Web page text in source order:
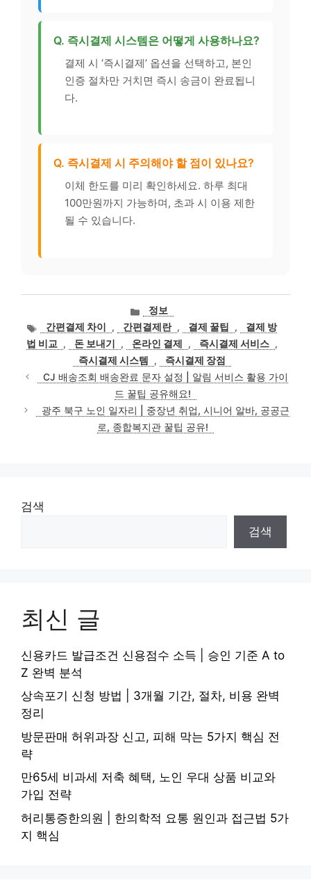
Q. 즉시결제 시스템은 어떻게 사용하나요?
결제 시 ‘즉시결제’ 옵션을 선택하고, 본인
인증 절차만 거치면 즉시 송금이 완료됩니
다.
Q. 즉시결제 시 주의해야 할 점이 있나요?
이체 한도를 미리 확인하세요. 하루 최대
100만원까지 가능하며, 초과 시 이용 제한
될 수 있습니다.
카
테
고
리
정보
태
그
간편결제 차이 , 간편결제란 , 결제 꿀팁 ,
결제 방
법 비교
, 돈 보내기 , 온라인 결제 , 즉시결제 서비스 ,
즉시결제 시스템
,
즉시결제 장점
CJ 배송조회 배송완료 문자 설정 | 알림 서비스 활용 가이
드 꿀팁 공유해요!
광주 북구 노인 일자리 | 중장년 취업, 시니어 알바, 공공근
로, 종합복지관 꿀팁 공유!
검색
검색
최신 글
신용카드 발급조건 신용점수 소득 | 승인 기준 A to
Z 완벽 분석
상속포기 신청 방법 | 3개월 기간, 절차, 비용 완벽
정리
방문판매 허위과장 신고, 피해 막는 5가지 핵심 전
략
만65세 비과세 저축 혜택, 노인 우대 상품 비교와
가입 전략
허리통증한의원 | 한의학적 요통 원인과 접근법 5가
지 핵심